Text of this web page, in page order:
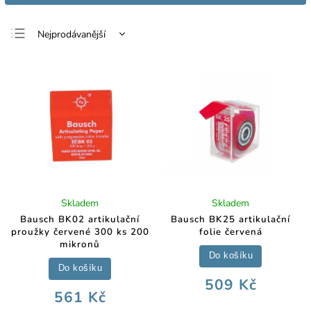
Nejprodávanější
Abecedně
Bausch BK02 artikulační
proužky červené 300 ks 200
mikronů
Skladem
561 Kč
Do košíku
Bausch BK25 artikulační
folie červená
Skladem
509 Kč
Do košíku